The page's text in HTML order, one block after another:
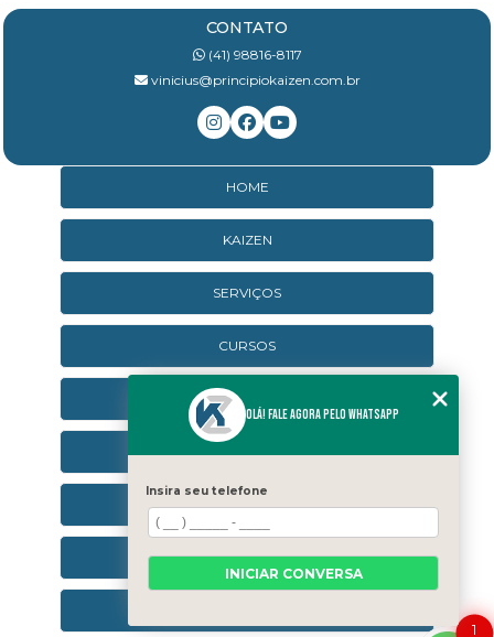
CONTATO
(41) 98816-8117
vinicius@principiokaizen.com.br
HOME
KAIZEN
SERVIÇOS
CURSOS
CURSOS ONLINE
AGENDA
CONTATO
CATEGORIAS
1
Olá! Fale agora pelo WhatsApp
Insira seu telefone
INICIAR CONVERSA